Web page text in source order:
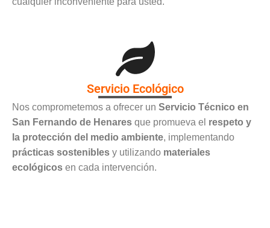
Servicio Ecológico
Nos comprometemos a ofrecer un Servicio Técnico en
San Fernando de Henares que promueva el respeto y
la protección del medio ambiente, implementando
prácticas sostenibles y utilizando materiales
ecológicos en cada intervención.